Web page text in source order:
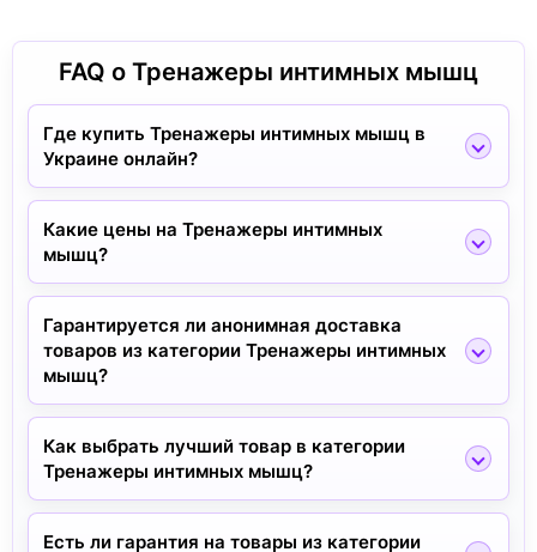
FAQ о Тренажеры интимных мышц
Где купить Тренажеры интимных мышц в
Украине онлайн?
Какие цены на Тренажеры интимных
мышц?
Гарантируется ли анонимная доставка
товаров из категории Тренажеры интимных
мышц?
Как выбрать лучший товар в категории
Тренажеры интимных мышц?
Есть ли гарантия на товары из категории